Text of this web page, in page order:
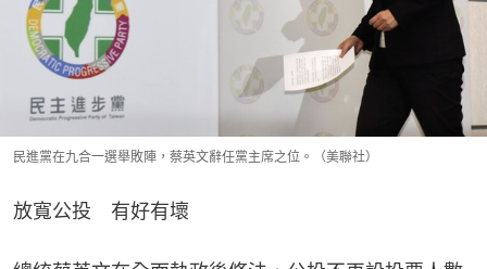
民進黨在九合一選舉敗陣，蔡英文辭任黨主席之位。（美聯社）
放寬公投　有好有壞